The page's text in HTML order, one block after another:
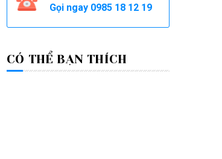
Gọi ngay 0985 18 12 19
CÓ THỂ BẠN THÍCH